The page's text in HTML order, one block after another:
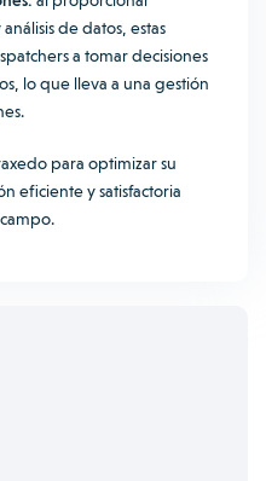
de datos, estas
a tomar decisiones
lo que lleva a una gestión
para optimizar su
eficiente y satisfactoria